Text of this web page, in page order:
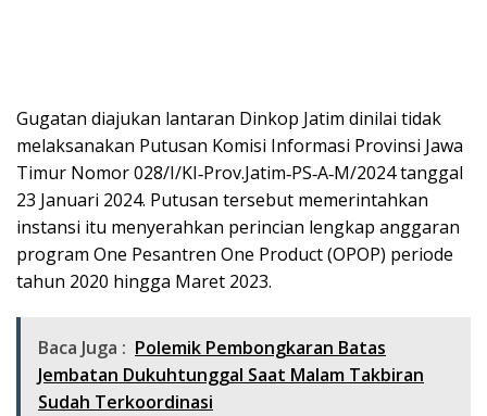
Gugatan diajukan lantaran Dinkop Jatim dinilai tidak
melaksanakan Putusan Komisi Informasi Provinsi Jawa
Timur Nomor 028/I/KI‑Prov.Jatim‑PS‑A‑M/2024 tanggal
23 Januari 2024. Putusan tersebut memerintahkan
instansi itu menyerahkan perincian lengkap anggaran
program One Pesantren One Product (OPOP) periode
tahun 2020 hingga Maret 2023.
Baca Juga : Polemik Pembongkaran Batas
Jembatan Dukuhtunggal Saat Malam Takbiran
Sudah Terkoordinasi